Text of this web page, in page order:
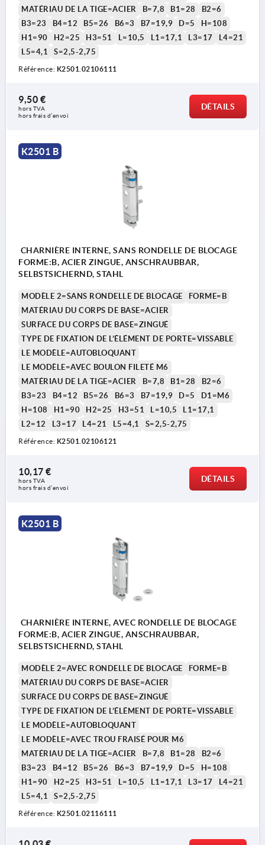
2) Instructions de montage de la rondelle de
blocage
3) Avec trou fraisé pour M6
4) Avec trou fraisé pour M6 + rondelle de
blocage
6) Modèle de goupille : sans rainure
7) Modèle de goupille : avec rainure incl.
rondelle d’arrêt DIN6799
8) Modèle de goupille : avec rainure incl. joint
9) Montage du clip de sécurité et accrochage de
l’élément de porte dans l’élément de cadre
MATÉRIAU DE LA TIGE=ACIER
B=7,8 B1=28
B2=6
B3=23
B4=12 B5=26 B6=3 B7=19,9 D=5
H=108
H1=90
H2=25 H3=51 L=10,5 L1=17,1 L3=17
L4=21
L5=4,1
S=2,5-2,75
Référence: K2501.02106111
9,50 €
hors TVA
hors frais d’envoi
DÉTAILS
K2501 B
CHARNIÈRE INTERNE, SANS RONDELLE DE BLOCAGE
FORME:B, ACIER ZINGUE, ANSCHRAUBBAR,
SELBSTSICHERND, STAHL
MODÈLE 2=SANS RONDELLE DE BLOCAGE
FORME=B
MATÉRIAU DU CORPS DE BASE=ACIER
SURFACE DU CORPS DE BASE=ZINGUÉ
TYPE DE FIXATION DE L’ÉLÉMENT DE PORTE=VISSABLE
LE MODÈLE=AUTOBLOQUANT
LE MODÈLE=AVEC BOULON FILETÉ M6
MATÉRIAU DE LA TIGE=ACIER
B=7,8 B1=28
B2=6
B3=23
B4=12 B5=26 B6=3 B7=19,9 D=5
D1=M6
H=108
H1=90 H2=25 H3=51 L=10,5
L1=17,1
L2=12
L3=17 L4=21 L5=4,1 S=2,5-2,75
Référence: K2501.02106121
10,17 €
hors TVA
hors frais d’envoi
DÉTAILS
K2501 B
CHARNIÈRE INTERNE, AVEC RONDELLE DE BLOCAGE
FORME:B, ACIER ZINGUE, ANSCHRAUBBAR,
SELBSTSICHERND, STAHL
MODÈLE 2=AVEC RONDELLE DE BLOCAGE
FORME=B
MATÉRIAU DU CORPS DE BASE=ACIER
SURFACE DU CORPS DE BASE=ZINGUÉ
TYPE DE FIXATION DE L’ÉLÉMENT DE PORTE=VISSABLE
LE MODÈLE=AUTOBLOQUANT
LE MODÈLE=AVEC TROU FRAISÉ POUR M6
MATÉRIAU DE LA TIGE=ACIER
B=7,8 B1=28
B2=6
B3=23
B4=12 B5=26 B6=3 B7=19,9 D=5
H=108
H1=90
H2=25 H3=51 L=10,5 L1=17,1 L3=17
L4=21
L5=4,1
S=2,5-2,75
Référence: K2501.02116111